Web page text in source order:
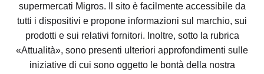
supermercati Migros. Il sito è facilmente accessibile da
tutti i dispositivi e propone informazioni sul marchio, sui
prodotti e sui relativi fornitori. Inoltre, sotto la rubrica
«Attualità», sono presenti ulteriori approfondimenti sulle
iniziative di cui sono oggetto le bontà della nostra